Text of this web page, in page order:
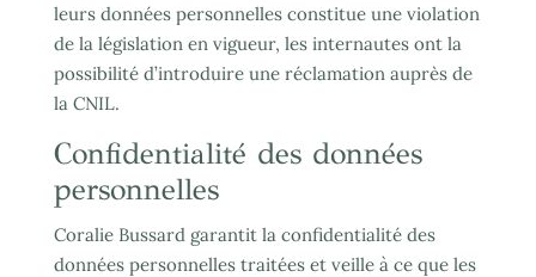
leurs données personnelles constitue une violation
de la législation en vigueur, les internautes ont la
possibilité d’introduire une réclamation auprès de
la CNIL.
Confidentialité des données
personnelles
Coralie Bussard garantit la confidentialité des
données personnelles traitées et veille à ce que les